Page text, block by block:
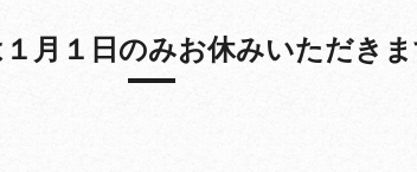
月１日のみお休みいただき